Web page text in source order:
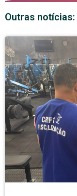
Outras notícias: